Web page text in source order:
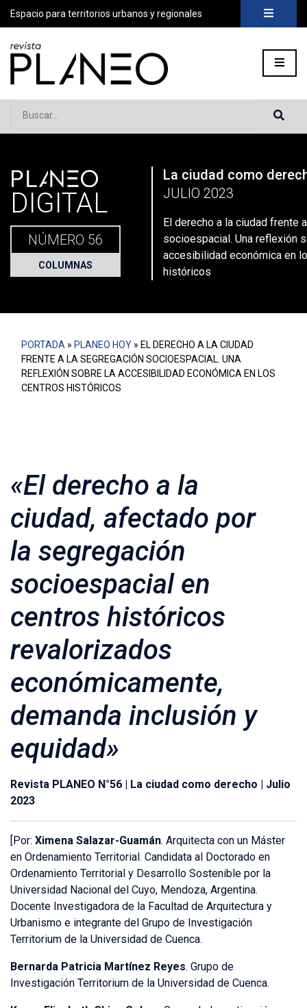
Espacio para territorios urbanos y regionales
Buscar...
Portada» Planeo Hoy El derecho a la ciudad frente a la
PLANEO
DIGITAL
NÚMERO 56
COLUMNAS
La ciudad como
JULIO 2023
El derecho a la ciudad frente
socioespacial. Una reflexión
accesibilidad económica en
históricos
PORTADA » PLANEO HOY » EL DERECHO A LA CIUDAD
FRENTE A LA SEGREGACIÓN SOCIOESPACIAL. UNA
REFLEXIÓN SOBRE LA ACCESIBILIDAD ECONÓMICA EN LOS
CENTROS HISTÓRICOS
«El derecho a la
ciudad, afectado por
la segregación
socioespacial en
centros históricos
revalorizados
económicamente,
demanda inclusión y
equidad»
Revista PLANEO N°56 | La ciudad como derecho | Julio
2023
[Por: Ximena Salazar-Guamán. Arquitecta con un Máster
en Ordenamiento Territorial. Candidata al Doctorado en
Ordenamiento Territorial y Desarrollo Sostenible por la
Universidad Nacional del Cuyo, Mendoza, Argentina.
Docente Investigadora de la Facultad de Arquitectura y
Urbanismo e integrante del Grupo de Investigación
Territorium de la Universidad de Cuenca.
Bernarda Patricia Martínez Reyes. Grupo de
Investigación Territorium de la Universidad de Cuenca.